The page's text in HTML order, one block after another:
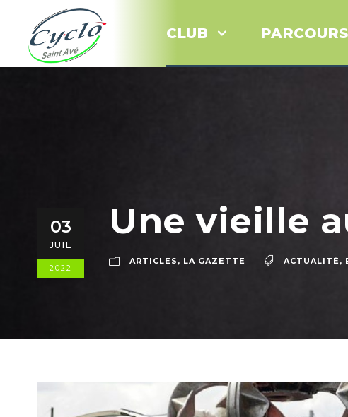
CLUB PARCOURS
03
JUIL
2022
Une vieille
ARTICLES , LA GAZETTE ACTUALITÉ ,